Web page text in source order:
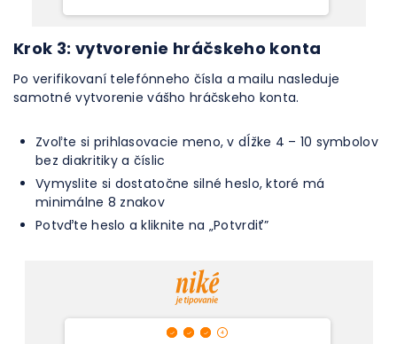
Krok 3: vytvorenie hráčskeho konta
Po verifikovaní telefónneho čísla a mailu nasleduje
samotné vytvorenie vášho hráčskeho konta.
Zvoľte si prihlasovacie meno, v dĺžke 4 – 10 symbolov
bez diakritiky a číslic
Vymyslite si dostatočne silné heslo, ktoré má
minimálne 8 znakov
Potvďte heslo a kliknite na „Potvrdiť”